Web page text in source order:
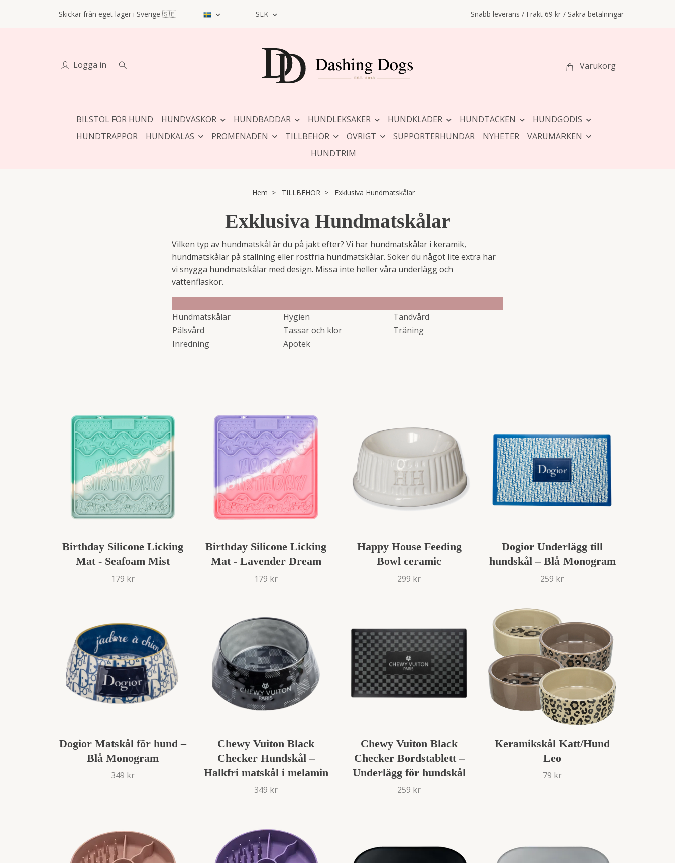
Skickar från eget lager i Sverige 🇸🇪 SEK Snabb leverans / Frakt 69 kr / Säkra betalningar
Logga in Varukorg
BILSTOL FÖR HUND HUNDVÄSKOR HUNDBÄDDAR HUNDLEKSAKER HUNDKLÄDER HUNDTÄCKEN
HUNDGODIS
HUNDTRAPPOR
HUNDKALAS PROMENADEN TILLBEHÖR ÖVRIGT SUPPORTERHUNDAR NYHETER
VARUMÄRKEN
HUNDTRIM
Hem TILLBEHÖR Exklusiva Hundmatskålar
Exklusiva Hundmatskålar
Vilken typ av hundmatskål är du på jakt efter? Vi har hundmatskålar i keramik,
hundmatskålar på ställning eller rostfria hundmatskålar. Söker du något lite extra har
vi snygga hundmatskålar med design. Missa inte heller våra underlägg och
vattenflaskor.
Hundmatskålar Hygien
Tandvård
Pälsvård
Tassar och klor
Träning
Inredning
Apotek
Birthday Silicone Licking
Mat - Seafoam Mist
179 kr
Birthday Silicone Licking
Mat - Lavender Dream
179 kr
Happy House Feeding
Bowl ceramic
299 kr
Dogior Underlägg till
hundskål – Blå Monogram
259 kr
Dogior Matskål för hund –
Blå Monogram
349 kr
Chewy Vuiton Black
Checker Hundskål –
Halkfri matskål i melamin
349 kr
Chewy Vuiton Black
Checker Bordstablett –
Underlägg för hundskål
259 kr
Keramikskål Katt/Hund
Leo
79 kr